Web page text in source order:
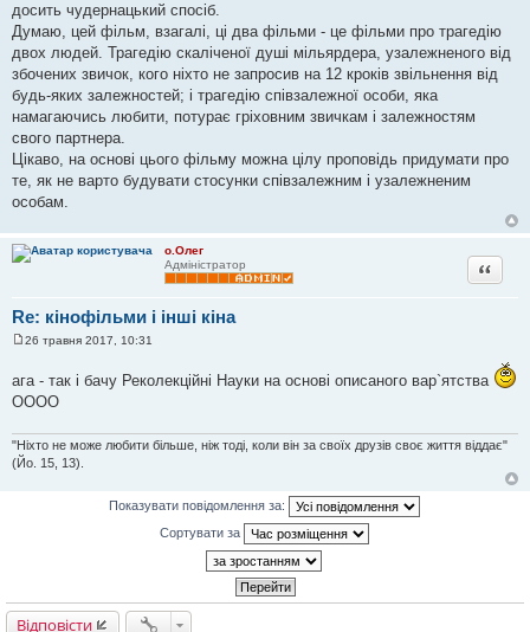
досить чудернацький спосіб.
Думаю, цей фільм, взагалі, ці два фільми - це фільми про трагедію
двох людей. Трагедію скаліченої душі мільярдера, узалежненого від
збочених звичок, кого ніхто не запросив на 12 кроків звільнення від
будь-яких залежностей; і трагедію співзалежної особи, яка
намагаючись любити, потурає гріховним звичкам і залежностям
свого партнера.
Цікаво, на основі цього фільму можна цілу проповідь придумати про
те, як не варто будувати стосунки співзалежним і узалежненим
особам.
о.Олег
Адміністратор
Re: кінофільми і інші кіна
Цитата
в
і
д
м
л
е
26 травня 2017, 10:31
ага - так і бачу Реколекційні Науки на основі описаного вар`ятства
ОООО
"Ніхто не може любити більше, ніж тоді, коли він за своїх друзів своє життя віддає"
(Йо. 15, 13).
Показувати повідомлення за:
Сортувати за
Відповісти